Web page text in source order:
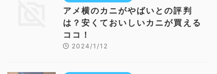
アメ横のカニがやばいとの評判
は？安くておいしいカニが買える
ココ！
2024/1/12